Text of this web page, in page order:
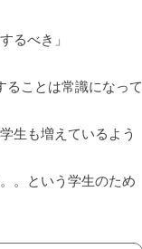
るべき」
ることは常識になって
生も増えているよう
。という学生のため